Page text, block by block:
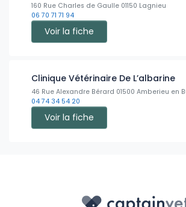
160 Rue Charles de Gaulle 01150 Lagnieu
06 70 71 71 94
Voir la fiche
Clinique Vétérinaire De L’albarine
46 Rue Alexandre Bérard 01500 Amberieu en
04 74 34 54 20
Voir la fiche